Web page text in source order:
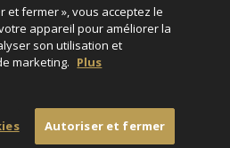
- Garantie financière Groupama - Agrément IATA
et professionnelle HISCOX RCP0081066
des cookies
et fermer », vous acceptez le
appareil pour améliorer la
son utilisation et
marketing. Plus
Autoriser et fermer